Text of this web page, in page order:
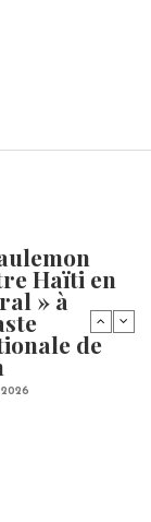
Haïti en
» à
de